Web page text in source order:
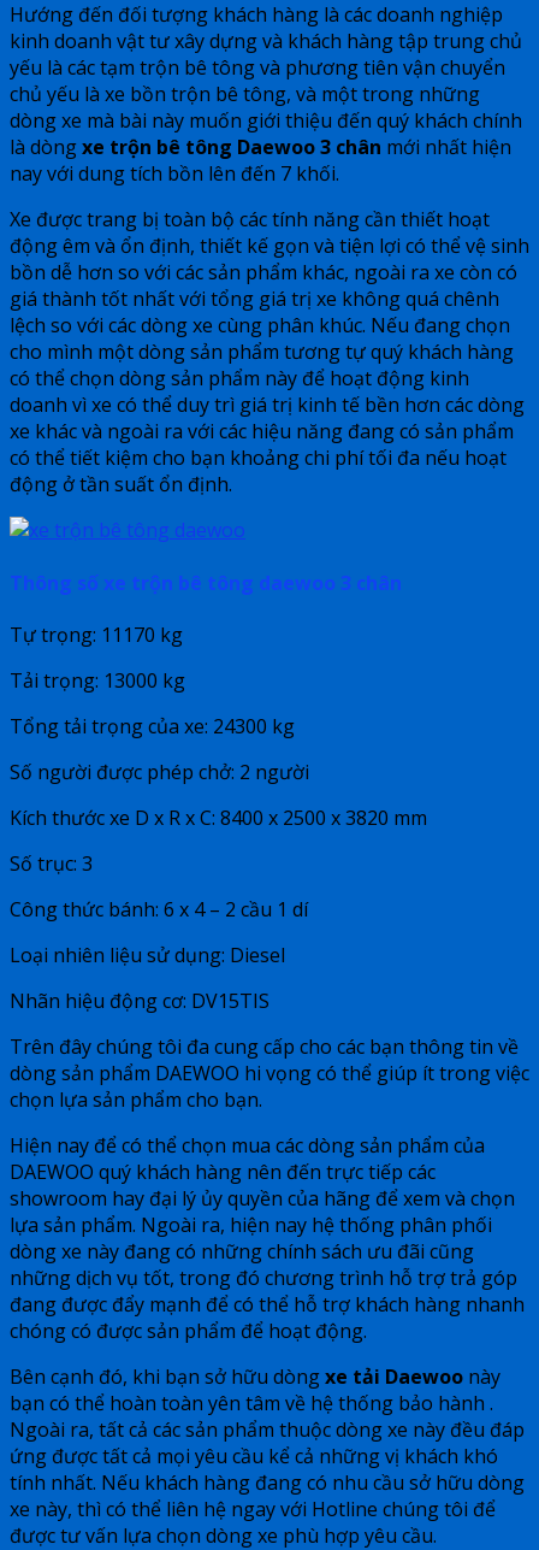
Hướng đến đối tượng khách hàng là các doanh nghiệp
kinh doanh vật tư xây dựng và khách hàng tập trung chủ
yếu là các tạm trộn bê tông và phương tiên vận chuyển
chủ yếu là xe bồn trộn bê tông, và một trong những
dòng xe mà bài này muốn giới thiệu đến quý khách chính
là dòngxe trộn bê tông Daewoo 3 chân mới nhất hiện
nay với dung tích bồn lên đến 7 khối.
Xe được trang bị toàn bộ các tính năng cần thiết hoạt
động êm và ổn định, thiết kế gọn và tiện lợi có thể vệ sinh
bồn dễ hơn so với các sản phẩm khác, ngoài ra xe còn có
giá thành tốt nhất với tổng giá trị xe không quá chênh
lệch so với các dòng xe cùng phân khúc. Nếu đang chọn
cho mình một dòng sản phẩm tương tự quý khách hàng
có thể chọn dòng sản phẩm này để hoạt động kinh
doanh vì xe có thể duy trì giá trị kinh tế bền hơn các dòng
xe khác và ngoài ra với các hiệu năng đang có sản phẩm
có thể tiết kiệm cho bạn khoảng chi phí tối đa nếu hoạt
động ở tần suất ổn định.
Thông số xe trộn bê tông daewoo 3 chân
Tự trọng: 11170 kg
Tải trọng: 13000 kg
Tổng tải trọng của xe: 24300 kg
Số người được phép chở: 2 người
Kích thước xe D x R x C: 8400 x 2500 x 3820 mm
Số trục: 3
Công thức bánh: 6 x 4 – 2 cầu 1 dí
Loại nhiên liệu sử dụng: Diesel
Nhãn hiệu động cơ: DV15TIS
Trên đây chúng tôi đa cung cấp cho các bạn thông tin về
dòng sản phẩm DAEWOO hi vọng có thể giúp ít trong việc
chọn lựa sản phẩm cho bạn.
Hiện nay để có thể chọn mua các dòng sản phẩm của
DAEWOO quý khách hàng nên đến trực tiếp các
showroom hay đại lý ủy quyền của hãng để xem và chọn
lựa sản phẩm. Ngoài ra, hiện nay hệ thống phân phối
dòng xe này đang có những chính sách ưu đãi cũng
những dịch vụ tốt, trong đó chương trình hỗ trợ trả góp
đang được đẩy mạnh để có thể hỗ trợ khách hàng nhanh
chóng có được sản phẩm để hoạt động.
Bên cạnh đó, khi bạn sở hữu dòngxe tải Daewoo này
bạn có thể hoàn toàn yên tâm về hệ thống bảo hành .
Ngoài ra, tất cả các sản phẩm thuộc dòng xe này đều đáp
ứng được tất cả mọi yêu cầu kể cả những vị khách khó
tính nhất. Nếu khách hàng đang có nhu cầu sở hữu dòng
xe này, thì có thể liên hệ ngay với Hotline chúng tôi để
được tư vấn lựa chọn dòng xe phù hợp yêu cầu.